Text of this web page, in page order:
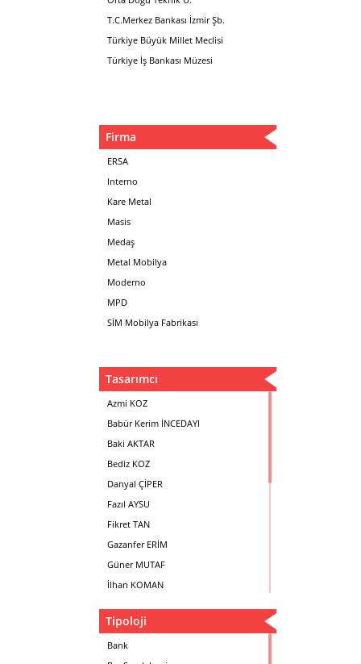
T.C.Merkez Bankası İzmir Şb.
Türkiye Büyük Millet Meclisi
Türkiye İş Bankası Müzesi
Firma
ERSA
Interno
Kare Metal
Masis
Medaş
Metal Mobilya
Moderno
MPD
SİM Mobilya Fabrikası
Tasarımcı
Azmi KOZ
Babür Kerim İNCEDAYI
Baki AKTAR
Bediz KOZ
Danyal ÇİPER
Fazıl AYSU
Fikret TAN
Gazanfer ERİM
Güner MUTAF
İlhan KOMAN
Metin Atabey ATA
Minas BOYACIYAN
Tipoloji
Bank